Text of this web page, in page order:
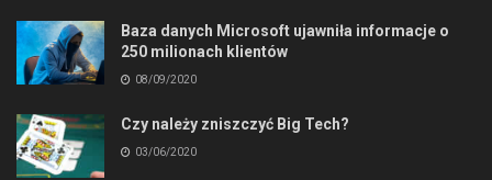
Baza danych Microsoft ujawniła informacje o
250 milionach klientów
08/09/2020
Czy należy zniszczyć Big Tech?
03/06/2020